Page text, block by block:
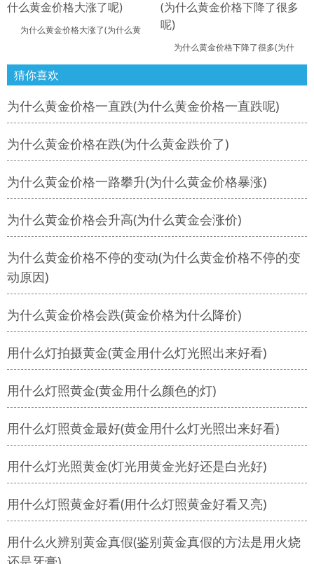
为什么黄金价格大涨了(为什么黄
为什么黄金价格下降了很多(为什
猜你喜欢
为什么黄金价格一直跌(为什么黄金价格一直跌呢)
为什么黄金价格在跌(为什么黄金跌价了)
为什么黄金价格一路攀升(为什么黄金价格暴涨)
为什么黄金价格会升高(为什么黄金会涨价)
为什么黄金价格不停的变动(为什么黄金价格不停的变
动原因)
为什么黄金价格会跌(黄金价格为什么降价)
用什么灯拍摄黄金(黄金用什么灯光照出来好看)
用什么灯照黄金(黄金用什么颜色的灯)
用什么灯照黄金最好(黄金用什么灯光照出来好看)
用什么灯光照黄金(灯光用黄金光好还是白光好)
用什么灯照黄金好看(用什么灯照黄金好看又亮)
用什么火辨别黄金真假(鉴别黄金真假的方法是用火烧